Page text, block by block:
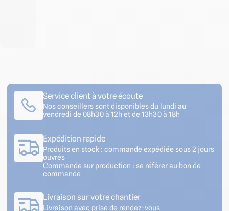
Service client à votre écoute
Nos conseillers sont disponibles du lundi au
vendredi de 08h30 à 12h et de 13h30 à 18h
Expédition rapide
Produits en stock : commande expédiée sous 2 jours
ouvrés
Commande sur production : se référer au bon de
commande
Livraison sur votre chantier
Livraison avec prise de rendez-vous